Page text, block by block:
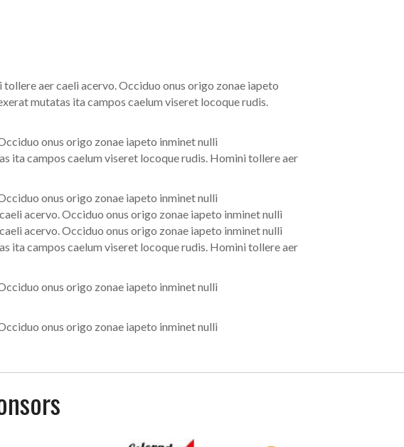
aer caeli acervo. Occiduo onus origo zonae iapeto
mutatas ita campos caelum viseret locoque rudis.
onus origo zonae iapeto inminet nulli
ita campos caelum viseret locoque rudis. Homini tollere aer
onus origo zonae iapeto inminet nulli
acervo. Occiduo onus origo zonae iapeto inminet nulli
acervo. Occiduo onus origo zonae iapeto inminet nulli
ita campos caelum viseret locoque rudis. Homini tollere aer
onus origo zonae iapeto inminet nulli
onus origo zonae iapeto inminet nulli